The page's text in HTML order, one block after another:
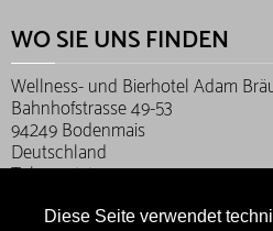
Diese Seite verwendet
WO SIE UNS FINDEN
Wellness- und Bierhotel Adam
Bahnhofstrasse 49-53
94249 Bodenmais
Deutschland
Tel. +49 (0) 9924 94000